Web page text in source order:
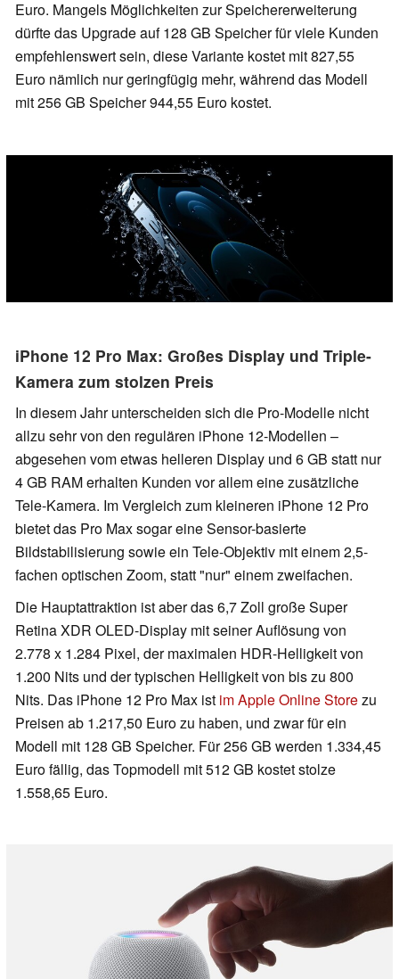
Euro. Mangels Möglichkeiten zur Speichererweiterung
dürfte das Upgrade auf 128 GB Speicher für viele Kunden
empfehlenswert sein, diese Variante kostet mit 827,55
Euro nämlich nur geringfügig mehr, während das Modell
mit 256 GB Speicher 944,55 Euro kostet.
iPhone 12 Pro Max: Großes Display und Triple-
Kamera zum stolzen Preis
In diesem Jahr unterscheiden sich die Pro-Modelle nicht
allzu sehr von den regulären iPhone 12-Modellen –
abgesehen vom etwas helleren Display und 6 GB statt nur
4 GB RAM erhalten Kunden vor allem eine zusätzliche
Tele-Kamera. Im Vergleich zum kleineren iPhone 12 Pro
bietet das Pro Max sogar eine Sensor-basierte
Bildstabilisierung sowie ein Tele-Objektiv mit einem 2,5-
fachen optischen Zoom, statt "nur" einem zweifachen.
Die Hauptattraktion ist aber das 6,7 Zoll große Super
Retina XDR OLED-Display mit seiner Auflösung von
2.778 x 1.284 Pixel, der maximalen HDR-Helligkeit von
1.200 Nits und der typischen Helligkeit von bis zu 800
Nits. Das iPhone 12 Pro Max ist im Apple Online Storezu
Preisen ab 1.217,50 Euro zu haben, und zwar für ein
Modell mit 128 GB Speicher. Für 256 GB werden 1.334,45
Euro fällig, das Topmodell mit 512 GB kostet stolze
1.558,65 Euro.